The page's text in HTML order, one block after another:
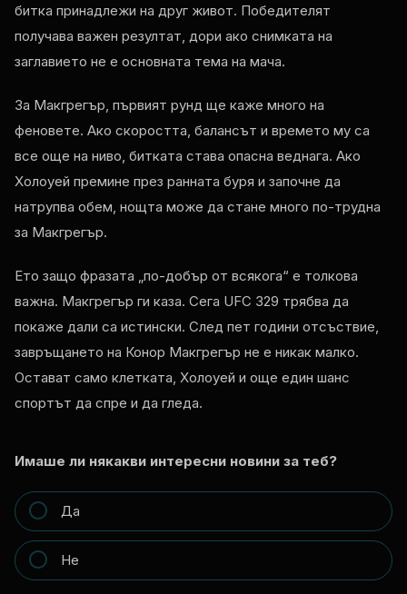
битка принадлежи на друг живот. Победителят
получава важен резултат, дори ако снимката на
заглавието не е основната тема на мача.
За Макгрегър, първият рунд ще каже много на
феновете. Ако скоростта, балансът и времето му са
все още на ниво, битката става опасна веднага. Ако
Холоуей премине през ранната буря и започне да
натрупва обем, нощта може да стане много по-трудна
за Макгрегър.
Ето защо фразата „по-добър от всякога“ е толкова
важна. Макгрегър ги каза. Сега UFC 329 трябва да
покаже дали са истински. След пет години отсъствие,
завръщането на Конор Макгрегър не е никак малко.
Остават само клетката, Холоуей и още един шанс
спортът да спре и да гледа.
Имаше ли някакви интересни новини за теб?
Да
Не